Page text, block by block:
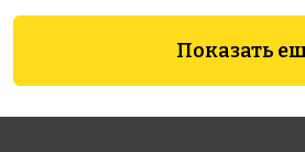
Показать